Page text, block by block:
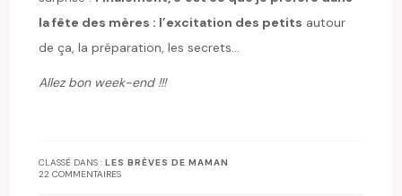
la fête des mères : l’excitation des petits autour
de ça, la préparation, les secrets…
Allez bon week-end !!!
CLASSÉ DANS :LES BRÈVES DE MAMAN
22 COMMENTAIRES